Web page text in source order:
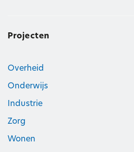
Projecten
Overheid
Onderwijs
Industrie
Zorg
Wonen